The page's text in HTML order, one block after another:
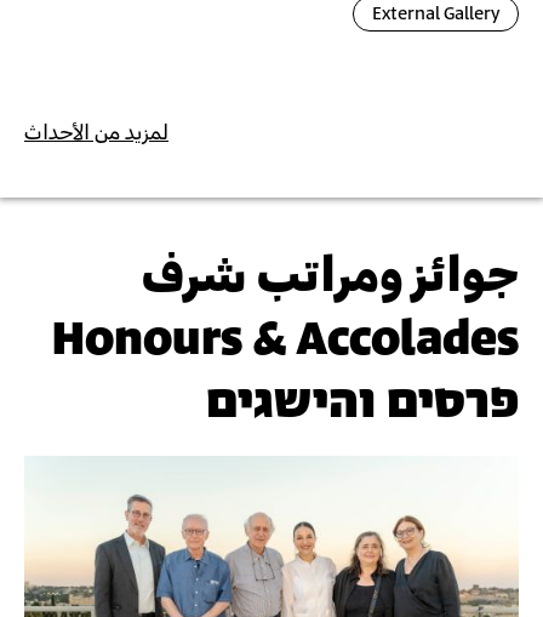
External Gallery
لمزيد من الأحداث
جوائز ومراتب شرف
Honours & Accolades
פרסים והישגים